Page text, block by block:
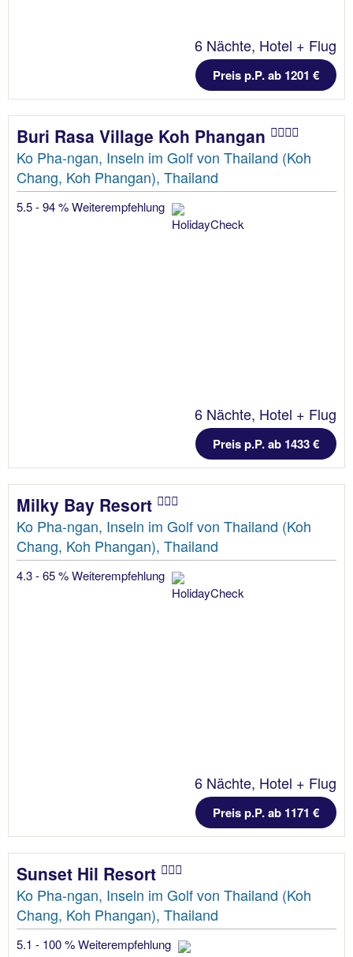
6 Nächte, Hotel + Flug
Preis p.P. ab 1201 €
Buri Rasa Village Koh Phangan
Ko Pha-ngan, Inseln im Golf von Thailand (Koh
Chang, Koh Phangan), Thailand
5.5 - 94 % Weiterempfehlung
6 Nächte, Hotel + Flug
Preis p.P. ab 1433 €
Milky Bay Resort
Ko Pha-ngan, Inseln im Golf von Thailand (Koh
Chang, Koh Phangan), Thailand
4.3 - 65 % Weiterempfehlung
6 Nächte, Hotel + Flug
Preis p.P. ab 1171 €
Sunset Hil Resort
Ko Pha-ngan, Inseln im Golf von Thailand (Koh
Chang, Koh Phangan), Thailand
5.1 - 100 % Weiterempfehlung